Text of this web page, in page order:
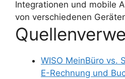
Integrationen und mobile
von verschiedenen
WISO MeinBüro vs.
E-Rechnung und